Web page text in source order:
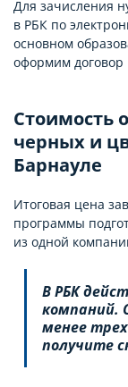
Для зачисления
в РБК по
основном
оформим
Стоимость
черных и
Барнауле
Итоговая цена
программы
из одной
В РБК
компаний.
менее
получите